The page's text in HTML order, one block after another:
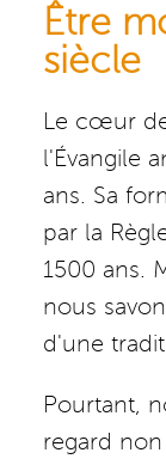
Être
siècle
Le cœur
l'Évangile
ans. Sa
par la
1500 ans.
nous
d'une
Pourtant,
regard non